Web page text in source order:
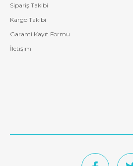
Sipariş Takibi
Kargo Takibi
Garanti Kayıt Formu
İletişim